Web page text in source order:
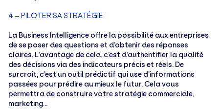
4 – PILOTER SA STRATÉGIE
La Business Intelligence offre la possibilité aux entreprises
de se poser des questions et d’obtenir des réponses
claires. L’avantage de cela, c’est d’authentifier la qualité
des décisions via des indicateurs précis et réels. De
surcroît, c’est un outil prédictif qui use d’informations
passées pour prédire au mieux le futur. Cela vous
permettra de construire votre stratégie commerciale,
marketing…